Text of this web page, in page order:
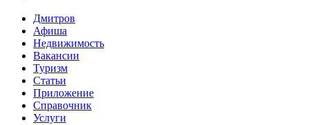
Дмитров
Афиша
Недвижимость
Вакансии
Туризм
Статьи
Приложение
Справочник
Услуги